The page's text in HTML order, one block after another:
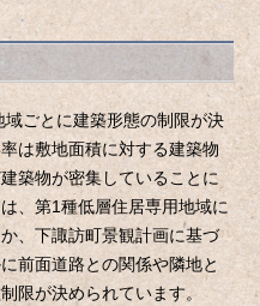
ごとに建築形態の制限が決
は敷地面積に対する建築物
築物が密集していることに
、第1種低層住居専用地域に
、下諏訪町景観計画に基づ
前面道路との関係や隣地と
限が決められています。